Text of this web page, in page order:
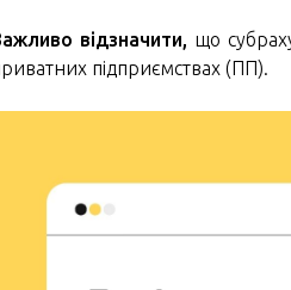
відзначити, що
підприємствах (ПП).